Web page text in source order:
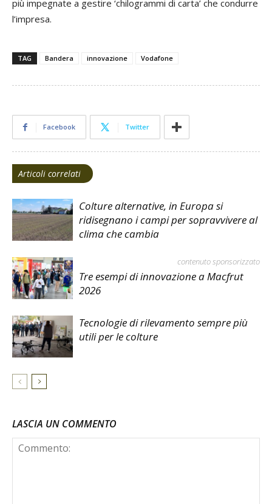
più impegnate a gestire ‘chilogrammi di carta’ che condurre
l’impresa.
TAG Bandera innovazione Vodafone
Facebook Twitter
Articoli correlati
Colture alternative, in Europa si
ridisegnano i campi per sopravvivere al
clima che cambia
contenuto sponsorizzato
Tre esempi di innovazione a Macfrut
2026
Tecnologie di rilevamento sempre più
utili per le colture
LASCIA UN COMMENTO